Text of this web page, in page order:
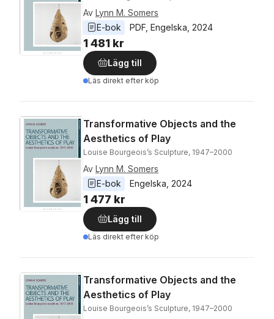
Av Lynn M. Somers
E-bok
PDF Engelska 2024
1 481 kr
Lägg till
Läs direkt efter köp
Transformative Objects and the
Aesthetics of Play
Louise Bourgeois’s Sculpture, 1947–2000
Av Lynn M. Somers
E-bok
Engelska 2024
1 477 kr
Lägg till
Läs direkt efter köp
Transformative Objects and the
Aesthetics of Play
Louise Bourgeois’s Sculpture, 1947–2000